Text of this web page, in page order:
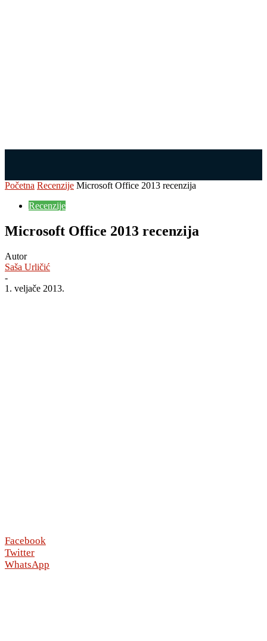
Početna Recenzije Microsoft Office 2013 recenzija
Recenzije
Microsoft Office 2013 recenzija
Autor
Saša Urličić
-
1. veljače 2013.
Facebook
Twitter
WhatsApp